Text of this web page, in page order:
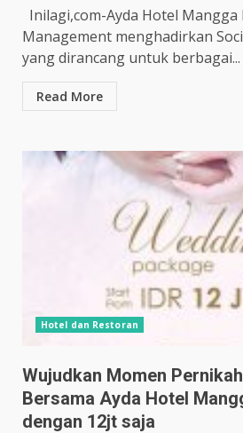
Inilagi,com-Ayda Hotel
Management menghadirkan
yang dirancang untuk berbagai...
Read More
Hotel dan Restoran
Wujudkan Momen
Bersama Ayda Hotel
dengan 12jt saja